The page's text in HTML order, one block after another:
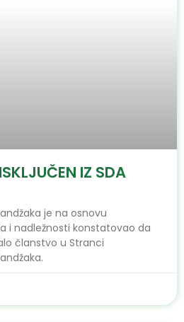
IZ SDA
je na osnovu
i nadležnosti konstatovao da
članstvo u Stranci